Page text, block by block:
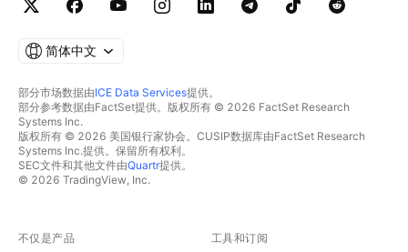
简体中文
部分市场数据由ICE Data Services提供。
部分参考数据由FactSet提供。版权所有 © 2026 FactSet Research
Systems Inc.
版权所有 © 2026 美国银行家协会。CUSIP数据库由FactSet Research
Systems Inc.提供。保留所有权利。
SEC文件和其他文件由Quartr提供。
© 2026 TradingView, Inc.
不仅是产品 工具和订阅